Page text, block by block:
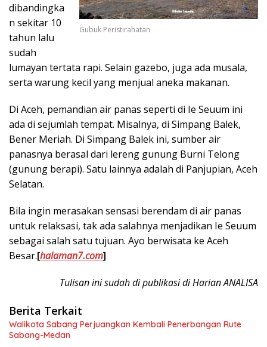
Gubuk Peristirahatan
dibandingka
n se­kitar 10
tahun lalu
sudah
lumayan ter­ta­ta rapi. Selain gazebo, juga ada musala,
serta warung kecil yang menjual aneka makanan.
Di Aceh, pemandian air panas se­perti di Ie Seuum ini
ada di sejumlah tempat. Misalnya, di Simpang Balek,
Bener Meriah. Di Simpang Balek ini, sumber air
panasnya berasal dari le­reng gunung Burni Telong
(gunung berapi). Satu lain­nya adalah di Panju­pian, Aceh
Selatan.
Bila ingin merasakan sensasi berendam di air panas
untuk relaksasi, tak ada salahnya menjadikan Ie Seuum
sebagai salah satu tujuan. Ayo berwisata ke Aceh
Besar.[halaman7.com]
Tulisan ini sudah di publikasi di Harian ANALISA
Berita Terkait
Walikota Sabang Perjuangkan Kembali Penerbangan Rute
Sabang-Medan